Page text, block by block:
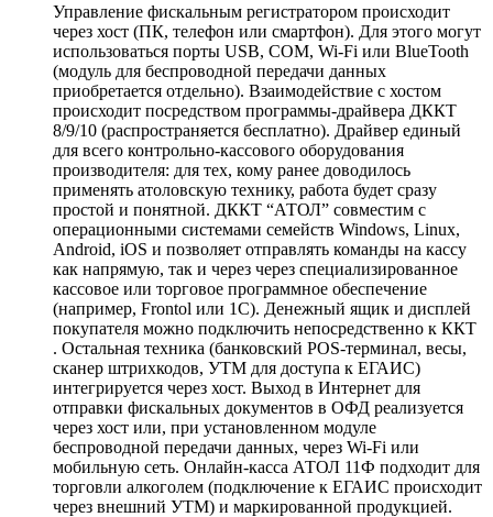
Управление фискальным регистратором происходит
через хост (ПК, телефон или смартфон). Для этого могут
использоваться порты USB, COM, Wi-Fi или BlueTooth
(модуль для беспроводной передачи данных
приобретается отдельно). Взаимодействие с хостом
происходит посредством программы-драйвера ДККТ
8/9/10 (распространяется бесплатно). Драйвер единый
для всего контрольно-кассового оборудования
производителя: для тех, кому ранее доводилось
применять атоловскую технику, работа будет сразу
простой и понятной. ДККТ “АТОЛ” совместим с
операционными системами семейств Windows, Linux,
Android, iOS и позволяет отправлять команды на кассу
как напрямую, так и через через специализированное
кассовое или торговое программное обеспечение
(например, Frontol или 1С). Денежный ящик и дисплей
покупателя можно подключить непосредственно к ККТ
. Остальная техника (банковский POS-терминал, весы,
сканер штрихкодов, УТМ для доступа к ЕГАИС)
интегрируется через хост. Выход в Интернет для
отправки фискальных документов в ОФД реализуется
через хост или, при установленном модуле
беспроводной передачи данных, через Wi-Fi или
мобильную сеть. Онлайн-касса АТОЛ 11Ф подходит для
торговли алкоголем (подключение к ЕГАИС происходит
через внешний УТМ) и маркированной продукцией.